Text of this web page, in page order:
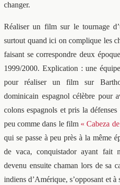
changer.
Réaliser un film sur le tournage
surtout quand ici on complique les
faisant se correspondre deux
1999/2000. Explication : une
pour réaliser un film sur
dominicain espagnol célèbre pour
colons espagnols et pris la
peu comme dans le film« Cabeza
qui se passe à peu près à la même
de vaca, conquistador ayant fait
devenu ensuite chaman lors de sa
indiens d’Amérique, s’opposant et